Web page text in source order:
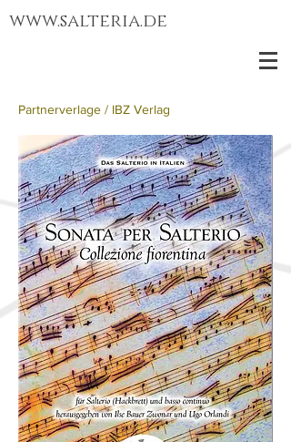
www.salteria.de
Partnerverlage / IBZ Verlag